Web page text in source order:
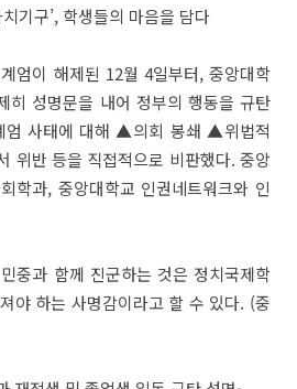
기구’, 학생들의 마음을 담다
엄이 해제된 12월 4일부터, 중앙대학
히 성명문을 내어 정부의 행동을 규탄
엄 사태에 대해 ▲의회 봉쇄 ▲위법적
위반 등을 직접적으로 비판했다. 중앙
학과, 중앙대학교 인권네트워크와 인
중과 함께 진군하는 것은 정치국제학
야 하는 사명감이라고 할 수 있다. (중